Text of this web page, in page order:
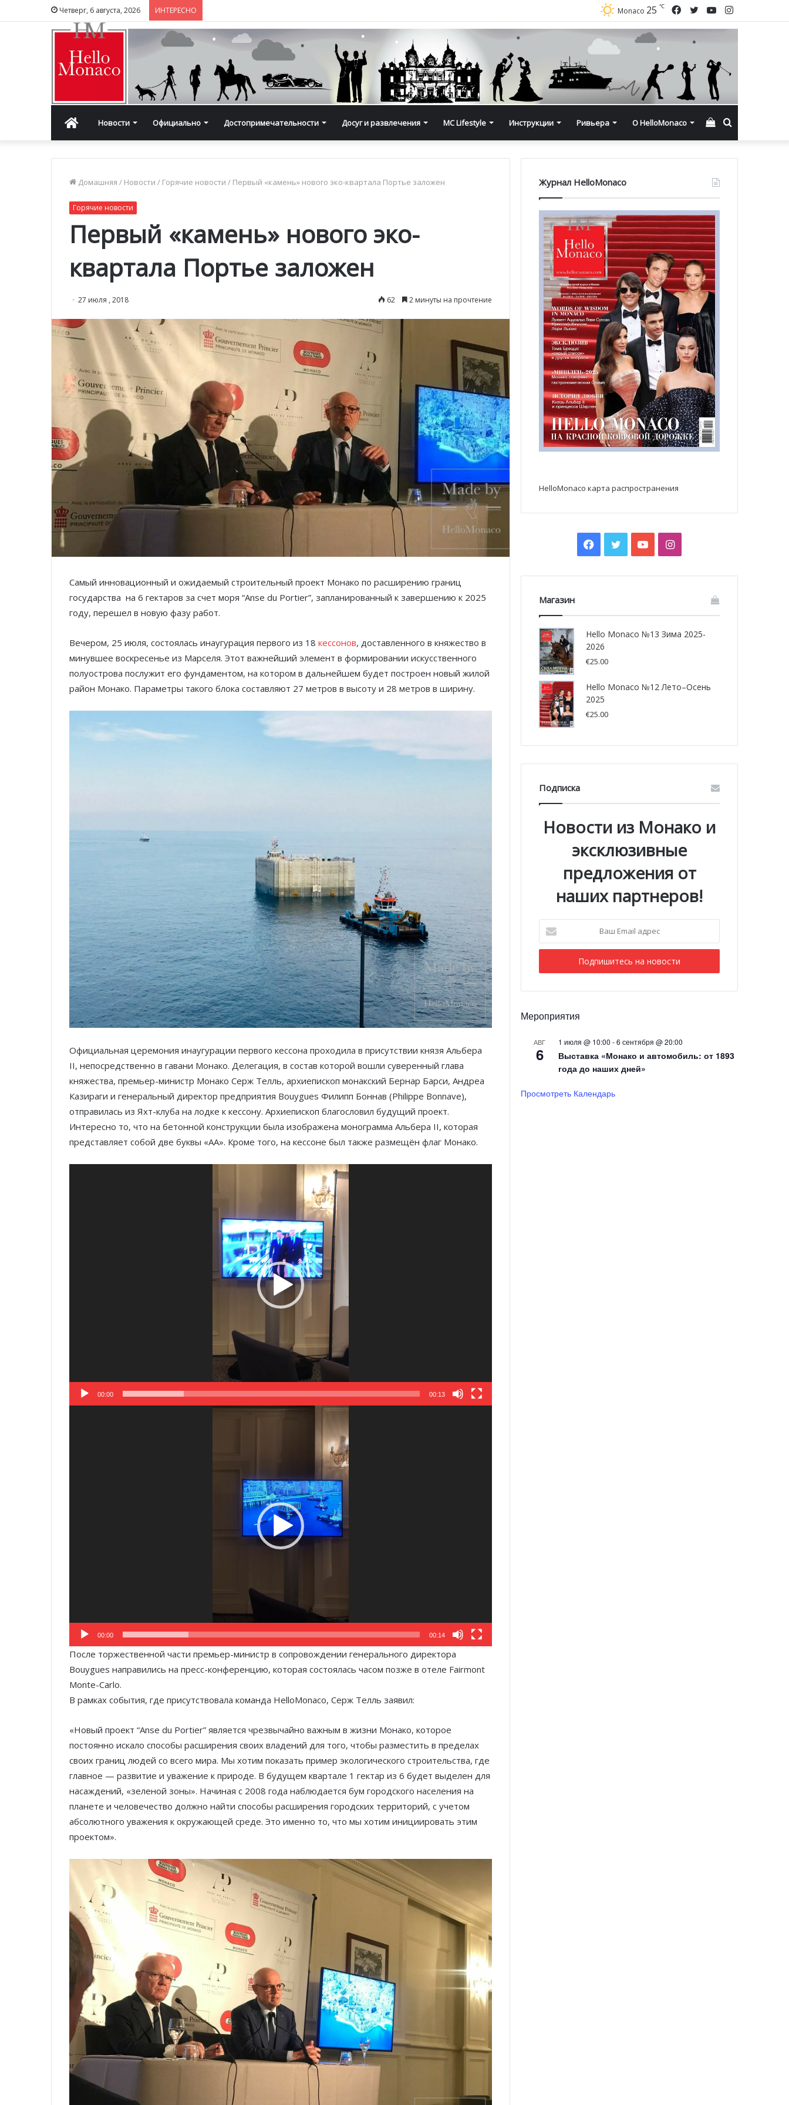
Четверг, 6 августа, 2026 ИНТЕРЕСНО Instagram
YouTube
Twitter
Facebook
Monaco 25 ℃
ГлавнаяНовости Официально Достопримечательности Досуг и развлечения MC Lifestyle Инструкции Ривьера О HelloMonaco Смотреть
корзину
Домашняя / Новости / Горячие новости / Первый «камень» нового эко-квартала Портье заложен
Горячие новости
Первый «камень» нового эко-
квартала Портье заложен
27 июля , 2018 62 2 минуты на прочтение
Самый инновационный и ожидаемый строительный проект Монако по расширению границ
государства на 6 гектаров за счет моря “Anse du Portier”, запланированный к завершению к 2025
году, перешел в новую фазу работ.
Вечером, 25 июля, состоялась инаугурация первого из 18 кессонов, доставленного в княжество в
минувшее воскресенье из Марселя. Этот важнейший элемент в формировании искусственного
полуострова послужит его фундаментом, на котором в дальнейшем будет построен новый жилой
район Монако. Параметры такого блока составляют 27 метров в высоту и 28 метров в ширину.
Официальная церемония инаугурации первого кессона проходила в присутствии князя Альбера
II, непосредственно в гавани Монако. Делегация, в состав которой вошли суверенный глава
княжества, премьер-министр Монако Серж Телль, архиепископ монакский Бернар Барси, Андреа
Казираги и генеральный директор предприятия Bouygues Филипп Боннав (Philippe Bonnave),
отправилась из Яхт-клуба на лодке к кессону. Архиепископ благословил будущий проект.
Интересно то, что на бетонной конструкции была изображена монограмма Альбера II, которая
представляет собой две буквы «АА». Кроме того, на кессоне был также размещён флаг Монако.
00:00 00:13
00:00 00:14
После торжественной части премьер-министр в сопровождении генерального директора
Bouygues направились на пресс-конференцию, которая состоялась часом позже в отеле Fairmont
Monte-Carlo.
В рамках события, где присутствовала команда HelloMonaco, Серж Телль заявил:
«Новый проект “Anse du Portier” является чрезвычайно важным в жизни Монако, которое
постоянно искало способы расширения своих владений для того, чтобы разместить в пределах
своих границ людей со всего мира. Мы хотим показать пример экологического строительства, где
главное — развитие и уважение к природе. В будущем квартале 1 гектар из 6 будет выделен для
насаждений, «зеленой зоны». Начиная с 2008 года наблюдается бум городского населения на
планете и человечество должно найти способы расширения городских территорий, с учетом
абсолютного уважения к окружающей среде. Это именно то, что мы хотим инициировать этим
проектом».
Журнал HelloMonaco
HelloMonaco карта распространения
Facebook
TwitterYouTubeInstagram
Магазин
Hello Monaco №13 Зима 2025-
2026
€25.00
Hello Monaco №12 Лето–Осень
2025
€25.00
Подписка
Новости из Монако и
эксклюзивные
предложения от
наших партнеров!
Email
адрес
Мероприятия
АВГ
6
1 июля @ 10:00 -6 сентября @ 20:00
Выставка «Монако и автомобиль: от 1893
года до наших дней»
Просмотреть Календарь